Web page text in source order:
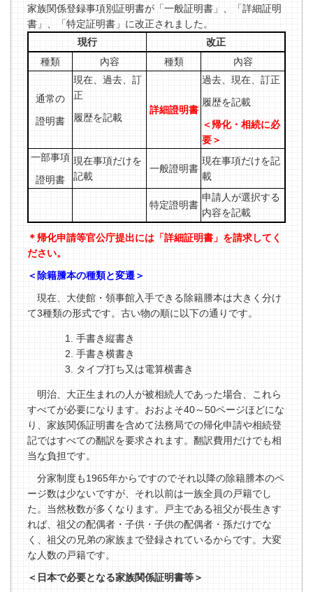
家族関係登録事項別証明書が「一般証明書」 、「詳細証明
書」
、「特定証明書」 に改正されました。
現行 改正
種類 內容 種類 內容
通常の
證明書
現在 過去
訂
正
履歴を記載
詳細證明書
過去、現在、訂正
履歴を記載
＜帰化・相続に必
要＞
一部事項
證明書
現在事項だけを
記載
一般證明書
現在事項だけを記
載
特定證明書
申請人が選択する
内容を記載
＊帰化申請等官公庁提出には「詳細証明書」を請求してく
ださい。
＜除籍謄本の種類と変遷＞
現在、大使館・領事館入手できる除籍謄本は大きく分け
て3種類の形式です。古い物の順に以下の通りです。
手書き縦書き
手書き横書き
タイプ打ち又は電算横書き
明治、大正生まれの人が被相続人であった場合、これら
すべてが必要になります。おおよそ40～50ページほどにな
り、家族関係証明書を含めて法務局での帰化申請や相続登
記ではすべての翻訳を要求されます。翻訳費用だけでも相
当な負担です。
分家制度も1965年からですのでそれ以降の除籍謄本のペ
ージ数は少ないですが、それ以前は一族全員の戸籍でし
た。当然枚数が多くなります。戸主である祖父が長生きす
れば、祖父の配偶者・子供・子供の配偶者・孫だけでな
く、祖父の兄弟の家族まで登録されているからです。大変
な人数の戸籍です。
＜日本で必要となる家族関係証明書等＞